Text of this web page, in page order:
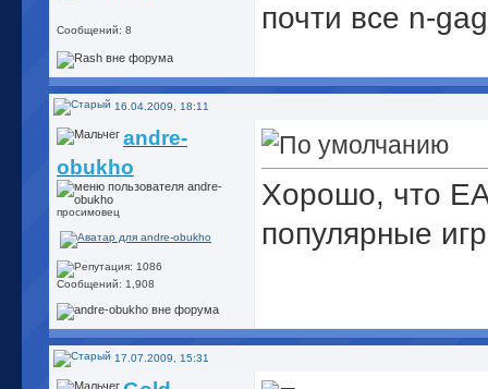
Сообщений: 8
почти все n-
16.04.2009, 18:11
andre-
obukho
просимовец
Сообщений: 1,908
Хорошо, что
популярные
17.07.2009, 15:31